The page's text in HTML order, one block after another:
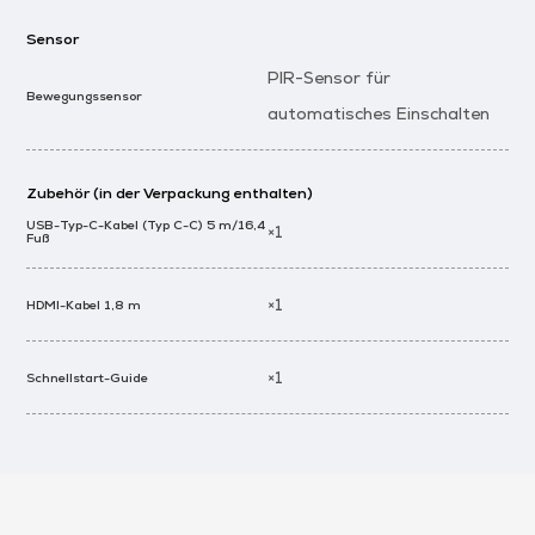
Sensor
Bewegungssensor
PIR-Sensor für
automatisches Einschalten
Zubehör (in der Verpackung enthalten)
USB-Typ-C-Kabel (Typ C-C) 5 m/16,4
Fuß
×1
HDMI-Kabel 1,8 m ×1
Schnellstart-Guide ×1